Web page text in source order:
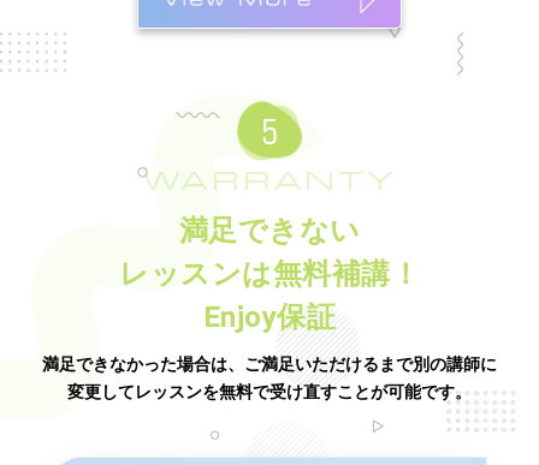
WARRANTY
満足できない
レッスンは無料補講！
Enjoy保証
満足できなかった場合は、ご満足いただけるまで別の講師に
変更してレッスンを無料で受け直すことが可能です。